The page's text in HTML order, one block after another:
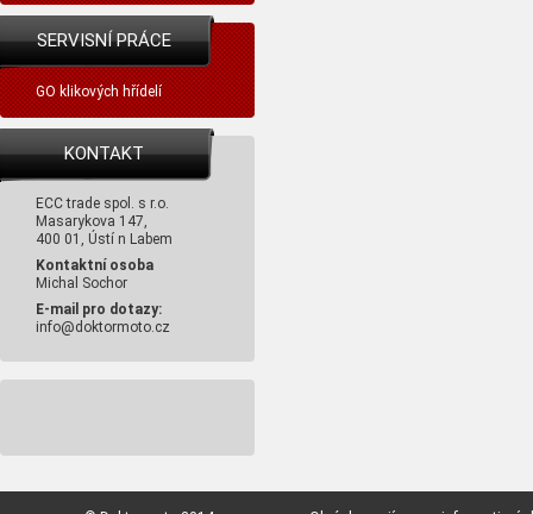
SERVISNÍ PRÁCE
GO klikových hřídelí
KONTAKT
ECC trade spol. s r.o.
Masarykova 147,
400 01, Ústí n Labem
Kontaktní osoba
Michal Sochor
E-mail pro dotazy:
info@doktormoto.cz